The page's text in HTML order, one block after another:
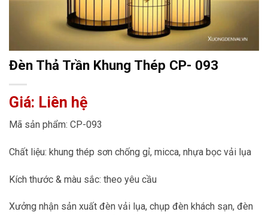
Đèn Thả Trần Khung Thép CP- 093
Giá: Liên hệ
Mã sản phẩm: CP-093
Chất liệu: khung thép sơn chống gỉ, micca, nhựa bọc vải lụa
Kích thước & màu sắc: theo yêu cầu
Xưởng nhận sản xuất đèn vải lụa, chụp đèn khách sạn, đèn